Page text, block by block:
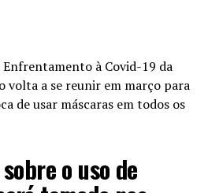
à Covid-19 da
volta a se reunir em março para
de usar máscaras em todos os
o uso de